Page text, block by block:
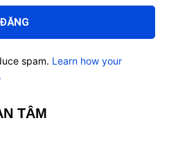
spam. Learn how your
TÂM